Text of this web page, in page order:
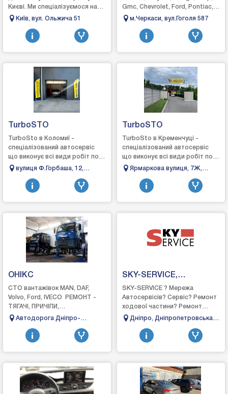
Києві. Ми спеціалізуємося на
комплексному догляді, захисті
Київ, вул. Ольжича 51
Gmc, Chevrolet, Ford, Pontiac,
Saturn, Mercury, Buick, Cadillac,
м.Черкаси, вул.Гоголя 587
TurboSTO
TurboSto в Коломиї -
спеціалізований автосервіс
що виконує всі види робіт по
турбінах: зняття, діагностика,
виготовле...
вулиця Ф.Горбаша, 12,
Коломия, Івано-Франківська
область
TurboSTO
TurboSto в Кременчуці -
спеціалізований автосервіс
що виконує всі види робіт по
турбінах: зняття, діагностика,
вигото...
Ярмаркова вулиця, 7Ж,
Кременчук, Полтавська
область, 39600
ОНІКС
СТО вантажівок MAN, DAF,
Volvo, Ford, IVECO РЕМОНТ -
ТЯГАЧІ, ПРИЧІПИ,
НАПІВПРИЧІПИ, АВТОБУСИДо
перевірки гал...
Автодорога Дніпро-
Царичанка-Кобеляки-
Решетилівка, 24км
SKY-SERVICE,
Автосервіс Дніпро
SKY-SERVICE ? Мережа
Автосервісів? Сервіс? Ремонт
ходової частини? Ремонт
двигунів⚡ Автоелектрик❄
Дніпро, Дніпропетровська
область, вулиця
Чернишевського, 27